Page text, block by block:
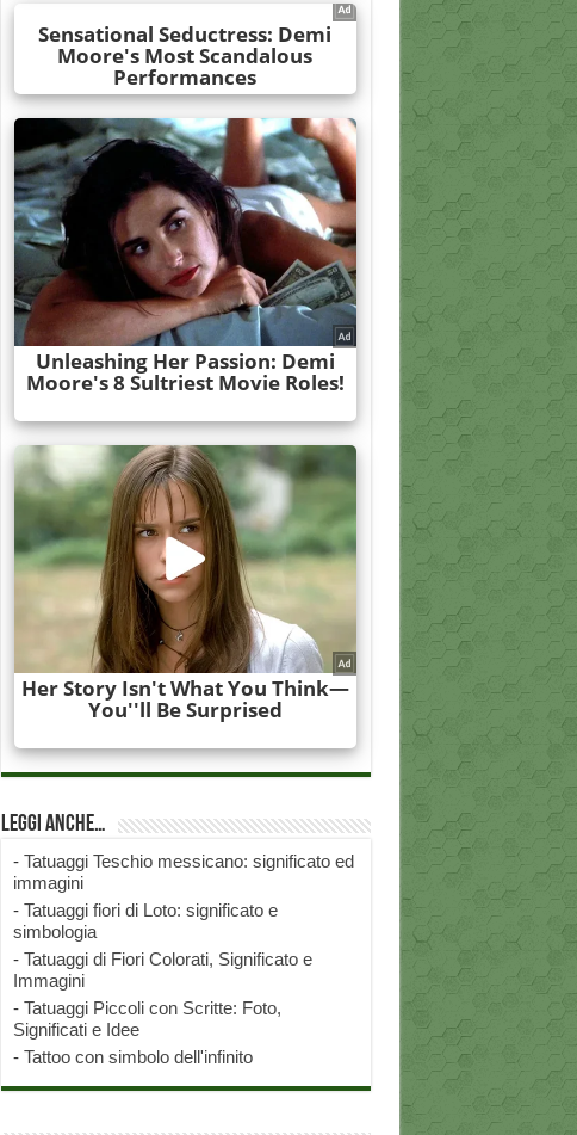
Leggi anche…
- Tatuaggi Teschio messicano: significato ed
immagini
- Tatuaggi fiori di Loto: significato e
simbologia
- Tatuaggi di Fiori Colorati, Significato e
Immagini
- Tatuaggi Piccoli con Scritte: Foto,
Significati e Idee
- Tattoo con simbolo dell'infinito